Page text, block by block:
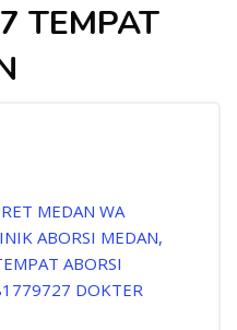
TEMPAT
MEDAN WA
ABORSI MEDAN,
ABORSI
DOKTER